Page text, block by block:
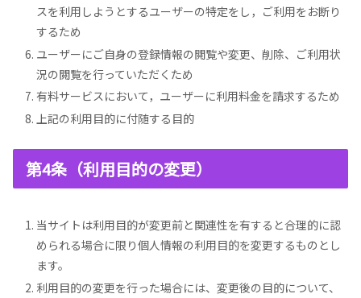
スを利用しようとするユーザーの特定をし，ご利用をお断り
するため
ユーザーにご自身の登録情報の閲覧や変更、削除、ご利用状
況の閲覧を行っていただくため
有料サービスにおいて，ユーザーに利用料金を請求するため
上記の利用目的に付随する目的
第4条（利用目的の変更）
当サイトは利用目的が変更前と関連性を有すると合理的に認
められる場合に限り個人情報の利用目的を変更するものとし
ます。
利用目的の変更を行った場合には、変更後の目的について、